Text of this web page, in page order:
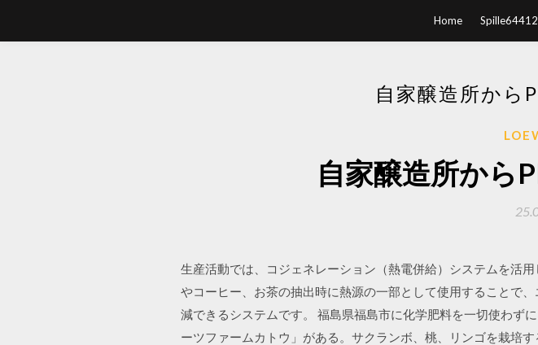
Home Spille64412
自家醸造所から
自家醸造所から
生産活動では、コジェネレーション（熱電併給）システムを活
やコーヒー、お茶の抽出時に熱源の一部として使用することで
減できるシステムです。 福島県福島市に化学肥料を一切使わず
ーツファームカトウ」がある。サクランボ、桃、リンゴを栽培